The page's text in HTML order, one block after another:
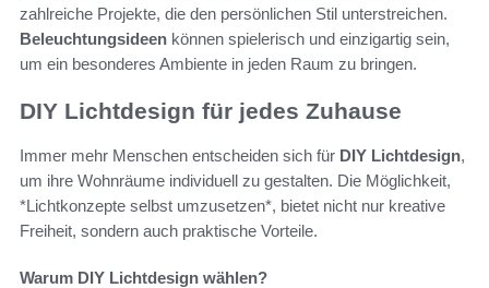
zahlreiche Projekte, die den persönlichen Stil unterstreichen.
Beleuchtungsideen können spielerisch und einzigartig sein,
um ein besonderes Ambiente in jeden Raum zu bringen.
DIY Lichtdesign für jedes Zuhause
Immer mehr Menschen entscheiden sich für DIY Lichtdesign,
um ihre Wohnräume individuell zu gestalten. Die Möglichkeit,
*Lichtkonzepte selbst umzusetzen*, bietet nicht nur kreative
Freiheit, sondern auch praktische Vorteile.
Warum DIY Lichtdesign wählen?